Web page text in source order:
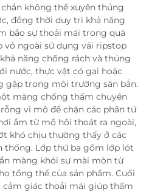
không thể xuyên thủng
đồng thời duy trì khả năng
bảo sự thoải mái trong quá
vỏ ngoài sử dụng vải ripstop
năng chống rách và thủng
nước, thực vật có gai hoặc
gặp trong môi trường săn bắn.
màng chống thấm chuyên
vi mô để chặn các phân tử
ẩm từ mồ hôi thoát ra ngoài,
khó chịu thường thấy ở các
thống. Lớp thứ ba gồm lớp lót
màng khỏi sự mài mòn từ
tổng thể của sản phẩm. Cuối
giác thoải mái giúp thấm